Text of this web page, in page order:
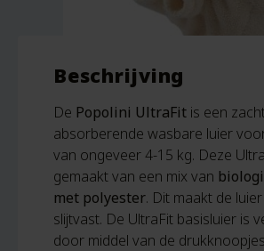
Beschrijving
De Popolini UltraFit is een
absorberende wasbare luier
van ongeveer 4-15 kg. Deze
gemaakt van een mix van
met polyester. Dit maakt de
slijtvast. De UltraFit basisluier is
door middel van de